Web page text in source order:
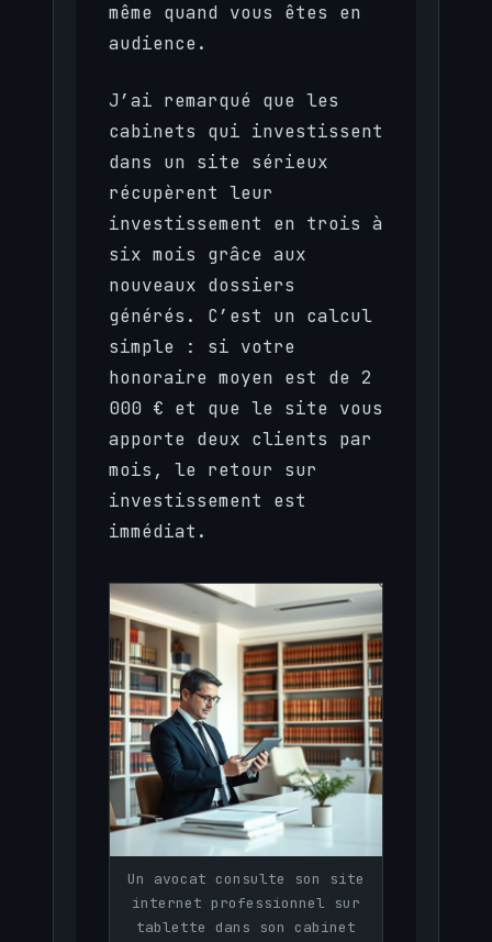
même quand vous êtes en
audience.
J’ai remarqué que les
cabinets qui investissent
dans un site sérieux
récupèrent leur
investissement en trois à
six mois grâce aux
nouveaux dossiers
générés. C’est un calcul
simple : si votre
honoraire moyen est de 2
000 € et que le site vous
apporte deux clients par
mois, le retour sur
investissement est
immédiat.
Un avocat consulte son site
internet professionnel sur
tablette dans son cabinet